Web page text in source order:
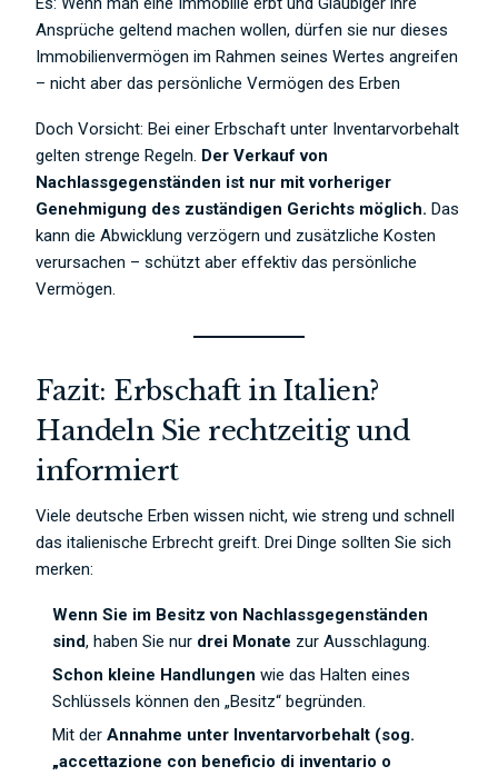
Ansprüche geltend machen wollen, dürfen sie nur dieses
Immobilienvermögen im Rahmen seines Wertes angreifen
– nicht aber das persönliche Vermögen des Erben
Doch Vorsicht: Bei einer Erbschaft unter Inventarvorbehalt
gelten strenge Regeln. Der Verkauf von
Nachlassgegenständen ist nur mit vorheriger
Genehmigung des zuständigen Gerichts möglich. Das
kann die Abwicklung verzögern und zusätzliche Kosten
verursachen – schützt aber effektiv das persönliche
Vermögen.
Fazit: Erbschaft in Italien?
Handeln Sie rechtzeitig und
informiert
Viele deutsche Erben wissen nicht, wie streng und schnell
das italienische Erbrecht greift. Drei Dinge sollten Sie sich
merken:
Wenn Sie im Besitz von Nachlassgegenständen
sind, haben Sie nur drei Monate zur Ausschlagung.
Schon kleine Handlungen wie das Halten eines
Schlüssels können den „Besitz“ begründen.
Mit derAnnahme unter Inventarvorbehalt (sog.
„accettazione con beneficio di inventario o